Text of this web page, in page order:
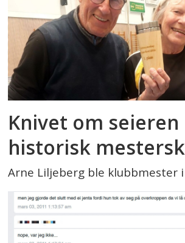
Knivet om seieren
historisk
Arne Liljeberg ble klubbmester